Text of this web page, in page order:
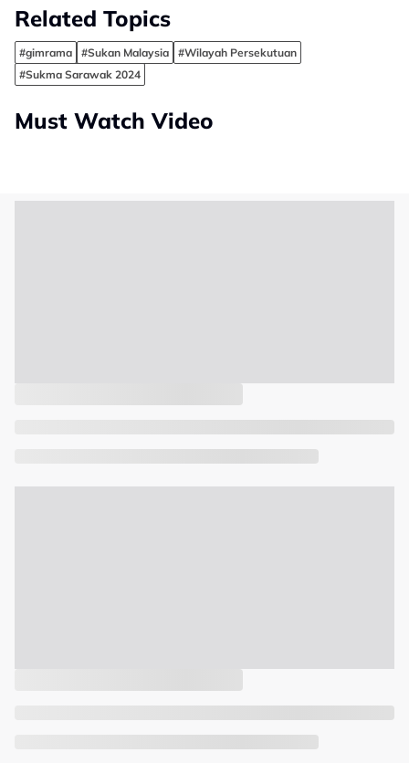
Related Topics
#gimrama #Sukan Malaysia
#Wilayah Persekutuan
#Sukma Sarawak 2024
Must Watch Video